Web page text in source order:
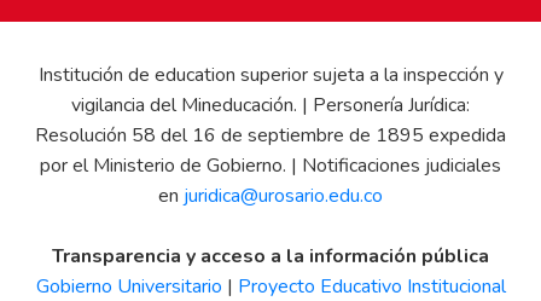
Institución de education superior sujeta a la inspección y
vigilancia del Mineducación. | Personería Jurídica:
Resolución 58 del 16 de septiembre de 1895 expedida
por el Ministerio de Gobierno. | Notificaciones judiciales
en juridica@urosario.edu.co
Transparencia y acceso a la información pública
Gobierno Universitario | Proyecto Educativo Institucional